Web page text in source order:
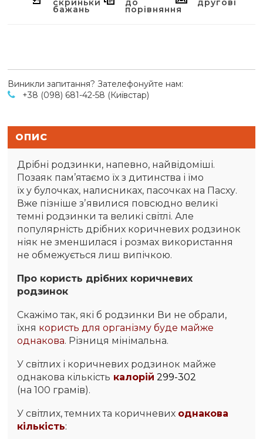
скриньки
бажань
до
порівняння
другові
Виникли запитання? Зателефонуйте нам:
+38 (098) 681-42-58 (Київстар)
ОПИС
Дрібні родзинки, напевно, найвідоміші.
Позаяк пам’ятаємо їх з дитинства і їмо
їх у булочках, налисниках, пасочках на Пасху.
Вже пізніше зʼявилися повсюдно великі
темні родзинки та великі світлі. Але
популярність дрібних коричневих родзинок
ніяк не зменшилася і розмах використання
не обмежується лиш випічкою.
Про користь дрібних коричневих
родзинок
Скажімо так, які б родзинки Ви не обрали,
їхня користь для організму буде майже
однакова. Різниця мінімальна.
У світлих і коричневих родзинок майже
однакова кількість калорій 299-302
(на 100 грамів).
У світлих, темних та коричневих однакова
кількість: